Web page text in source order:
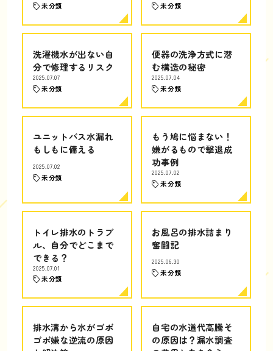
未分類 未分類
洗濯機水が出ない自
分で修理するリスク
2025.07.07
未分類
便器の洗浄方式に潜
む構造の秘密
2025.07.04
未分類
ユニットバス水漏れ
もしもに備える
2025.07.02
未分類
もう鳩に悩まない！
嫌がるもので撃退成
功事例
2025.07.02
未分類
トイレ排水のトラブ
ル、自分でどこまで
できる？
2025.07.01
未分類
お風呂の排水詰まり
奮闘記
2025.06.30
未分類
排水溝から水がゴボ
ゴボ嫌な逆流の原因
自宅の水道代高騰そ
の原因は？漏水調査